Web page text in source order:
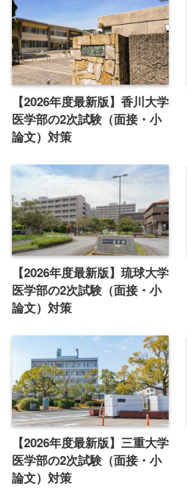
【2026年度最新版】香川大学
医学部の2次試験（面接・小
論文）対策
【2026年度最新版】琉球大学
医学部の2次試験（面接・小
論文）対策
【2026年度最新版】三重大学
医学部の2次試験（面接・小
論文）対策